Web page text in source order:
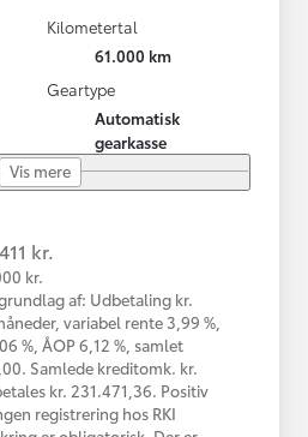
Kilometertal
61.000 km
Geartype
Automatisk
gearkasse
Vis mere
kr.
kr.
af: Udbetaling kr.
variabel rente 3,99 %,
%, ÅOP 6,12 %, samlet
Samlede kreditomk. kr.
kr. 231.471,36. Positiv
registrering hos RKI